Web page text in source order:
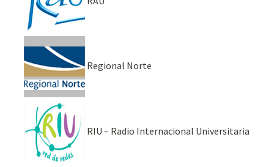
Regional Norte
RIU – Radio Internacional Universitaria